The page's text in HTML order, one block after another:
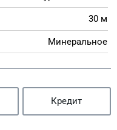
30 м
Минеральное
Кредит